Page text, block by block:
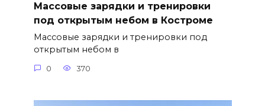
Массовые зарядки и тренировки
под открытым небом в Костроме
Массовые зарядки и тренировки под
открытым небом в
0 370